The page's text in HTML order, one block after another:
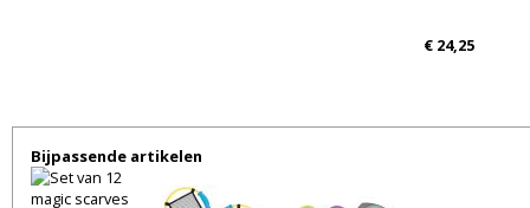
€ 24,25
Bijpassende artikelen